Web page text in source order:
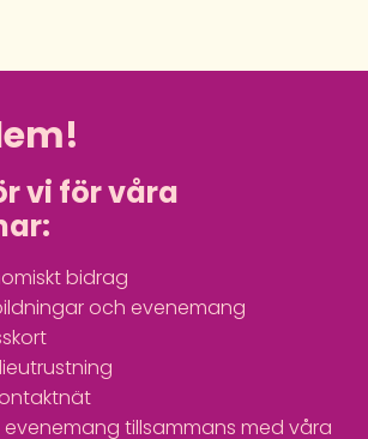
vi för våra
bidrag
och evenemang
evenemang tillsammans med våra